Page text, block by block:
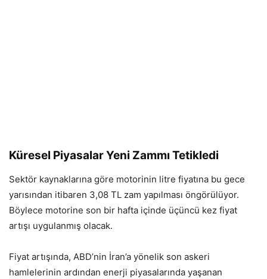
Küresel Piyasalar Yeni Zammı Tetikledi
Sektör kaynaklarına göre motorinin litre fiyatına bu gece
yarısından itibaren 3,08 TL zam yapılması öngörülüyor.
Böylece motorine son bir hafta içinde üçüncü kez fiyat
artışı uygulanmış olacak.
Fiyat artışında, ABD’nin İran’a yönelik son askeri
hamlelerinin ardından enerji piyasalarında yaşanan